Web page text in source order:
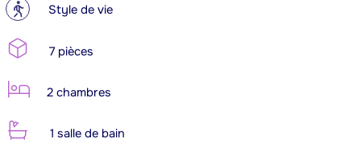
? Style de vie
7 pièces
2 chambres
1 salle de bain